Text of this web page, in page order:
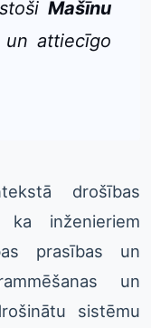
Mašīnu
un attiecīgo
drošības
ka inženieriem
prasības un
un
sistēmu